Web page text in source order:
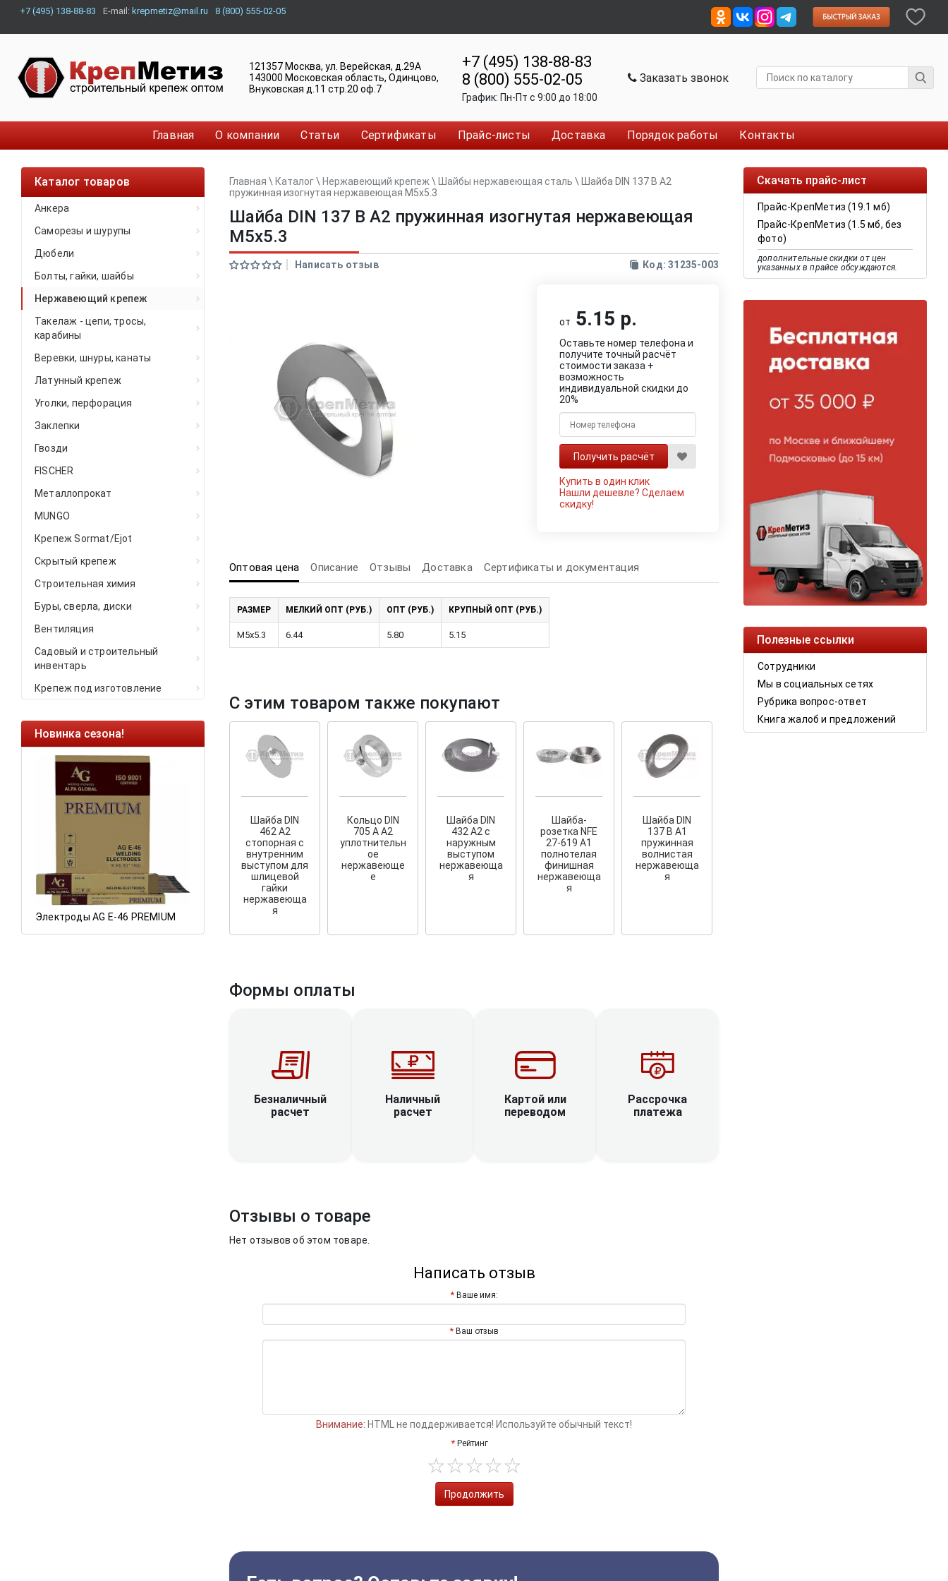
+7 (495) 138-88-83 E-mail: krepmetiz@mail.ru 8 (800) 555-02-05
121357 Москва, ул. Верейская, д.29А
143000 Московская область, Одинцово,
Внуковская д.11 стр.20 оф.7
+7 (495) 138-88-83
8 (800) 555-02-05
График: Пн-Пт c 9:00 до 18:00
Заказать звонок
Главная О компании Статьи Сертификаты Прайс-листы Доставка Порядок работы Контакты
Каталог товаров
Анкера
Саморезы и шурупы
Дюбели
Болты, гайки, шайбы
Нержавеющий крепеж
Такелаж - цепи, тросы,
карабины
Веревки, шнуры, канаты
Латунный крепеж
Уголки, перфорация
Заклепки
Гвозди
FISCHER
Металлопрокат
MUNGO
Крепеж Sormat/Ejot
Скрытый крепеж
Строительная химия
Буры, сверла, диски
Вентиляция
Садовый и строительный
инвентарь
Крепеж под изготовление
Новинка сезона!
Электроды AG E-46 PREMIUM
Ликвидация остатков!
Саморезы кровельные HKR-R
HARPOON EURO
остатков по ценам 2020 года!
Крепление террас и фасадов
и фасадов.
Скачать прайс-лист
Прайс-КрепМетиз (19.1 мб)
Прайс-КрепМетиз (1.5 мб, без
фото)
дополнительные скидки от цен
указанных в прайсе обсуждаются.
Полезные ссылки
Сотрудники
Мы в социальных сетях
Рубрика вопрос-ответ
Книга жалоб и предложений
Главная \ Каталог\ Нержавеющий крепеж \ Шайбы нержавеющая сталь \
Шайба DIN 137 B А2
пружинная изогнутая нержавеющая M5x5.3
Шайба DIN 137 B А2 пружинная изогнутая нержавеющая
M5x5.3
Написать отзыв Код: 31235-003
от 5.15 р.
Оставьте номер телефона и
получите точный расчёт
стоимости заказа +
возможность
индивидуальной скидки до
20%
Купить в один клик
Нашли дешевле?Сделаем
скидку!
Оптовая цена Описание Отзывы Доставка Сертификаты и документация
РАЗМЕР МЕЛКИЙ ОПТ (РУБ.) ОПТ (РУБ.) КРУПНЫЙ ОПТ (РУБ.)
M5x5.3 6.44 5.80 5.15
С этим товаром также покупают
Шайба DIN
462 А2
стопорная с
внутренним
выступом для
шлицевой
гайки
нержавеюща
я
Кольцо DIN
705 A А2
уплотнительн
ое
нержавеюще
е
Шайба DIN
432 А2 с
наружным
выступом
нержавеюща
я
Шайба-
розетка NFE
27-619 A1
полнотелая
финишная
нержавеюща
я
Шайба DIN
137 В A1
пружинная
волнистая
нержавеюща
я
Формы оплаты
Безналичный
расчет
Наличный
расчет
Картой или
переводом
Рассрочка
платежа
Отзывы о товаре
Нет отзывов об этом товаре.
Написать отзыв
Ваше имя:
Ваш отзыв
Внимание: HTML не поддерживается! Используйте обычный текст!
Рейтинг
Продолжить